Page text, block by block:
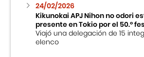
24/02/2026
Kikunokai APJ Nihon no odori
presente en Tokio por el 50.º
Viajó una delegación de 15
elenco